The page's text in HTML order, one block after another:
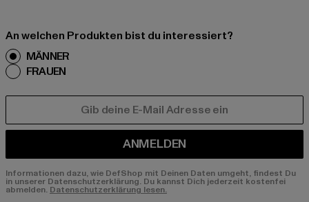
An welchen Produkten bist du interessiert?
MÄNNER
FRAUEN
ANMELDEN
Informationen dazu, wie DefShop mit Deinen Daten umgeht, findest Du
in unserer Datenschutzerklärung. Du kannst Dich jederzeit kostenfei
abmelden. Datenschutzerklärung lesen.